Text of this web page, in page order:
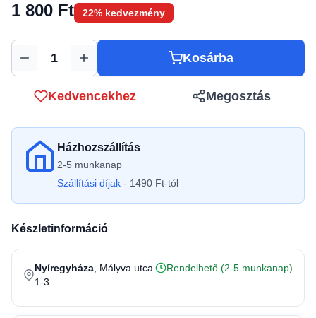
1 800 Ft 22% kedvezmény
Mennyiség Kosárba
Kedvencekhez Megosztás
Házhozszállítás
2-5 munkanap
Szállítási díjak - 1490 Ft-tól
Készletinformáció
Nyíregyháza , Mályva utca
1-3.
Rendelhető (2-5 munkanap)